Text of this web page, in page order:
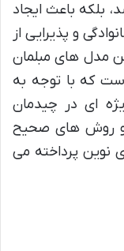
بلکه باعث ایجاد
و پذیرایی از
مدل های مبلمان
که با توجه به
ای در چیدمان
و روش های صحیح
نوین پرداخته می